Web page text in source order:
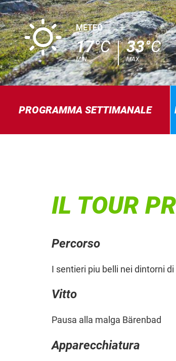
B METEO
17°C
MIN.
33°C
MAX.
PROGRAMMA SETTIMANALE
IL TOUR
Percorso
I sentieri piu belli nei dintorni
Vitto
Pausa alla malga Bärenbad
Apparecchiatura